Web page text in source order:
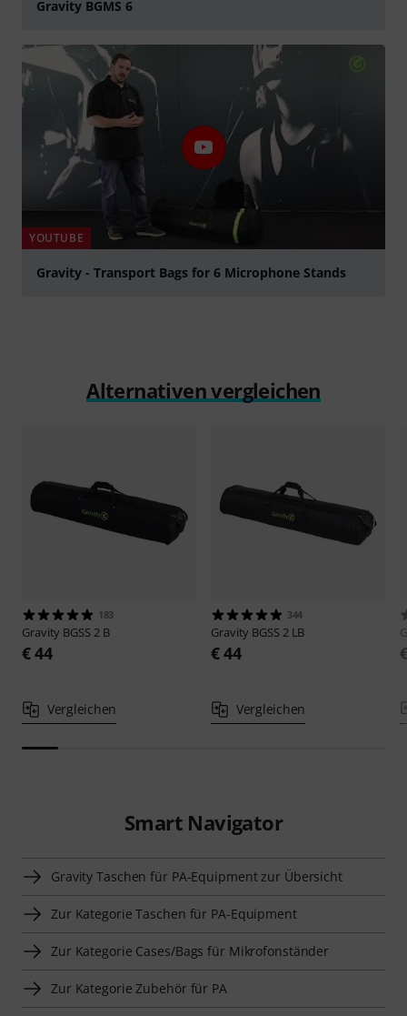
Gravity BGMS 6
YOUTUBE
Gravity - Transport Bags for 6 Microphone Stands
Alternativen vergleichen
183
Gravity BGSS 2 B
€ 44
Vergleichen
344
Gravity BGSS 2 LB
€ 44
Vergleichen
Smart Navigator
Gravity Taschen für PA-Equipment zur Übersicht
Zur Kategorie Taschen für PA-Equipment
Zur Kategorie Cases/Bags für Mikrofonständer
Zur Kategorie Zubehör für PA